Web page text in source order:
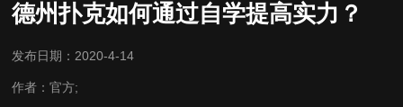
德州扑克如何通过自学提高实力？
发布日期：2020-4-14
作者：官方;